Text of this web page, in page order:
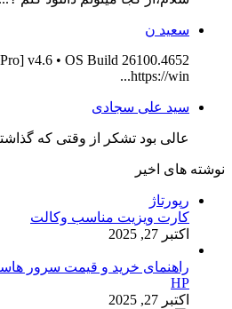
سعید ن
v4.6 • OS Build 26100.4652
https://win...
سید علی سجادی
عالی بود تشکر از وقتی که
نوشته های اخیر
رپورتاژ
کارت ویزیت مناسب وکالت
اکتبر 27, 2025
راهنمای خرید و قیمت سرور
HP
اکتبر 27, 2025